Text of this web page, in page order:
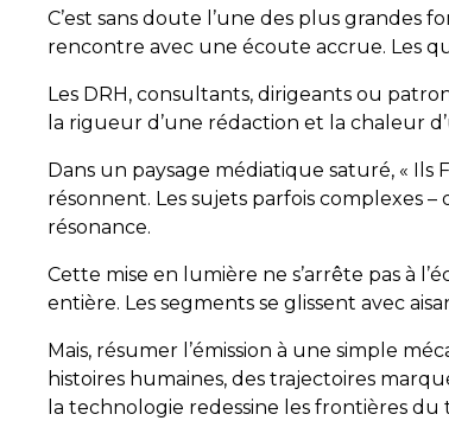
C’est sans doute l’une des plus grandes
rencontre avec une écoute accrue. Les
Les DRH, consultants, dirigeants ou
la rigueur d’une rédaction et la chaleur
Dans un paysage médiatique saturé, « Ils
résonnent. Les sujets parfois complexes –
résonance.
Cette mise en lumière ne s’arrête pas à
entière. Les segments se glissent avec
Mais, résumer l’émission à une simple
histoires humaines, des trajectoires
la technologie redessine les frontières du